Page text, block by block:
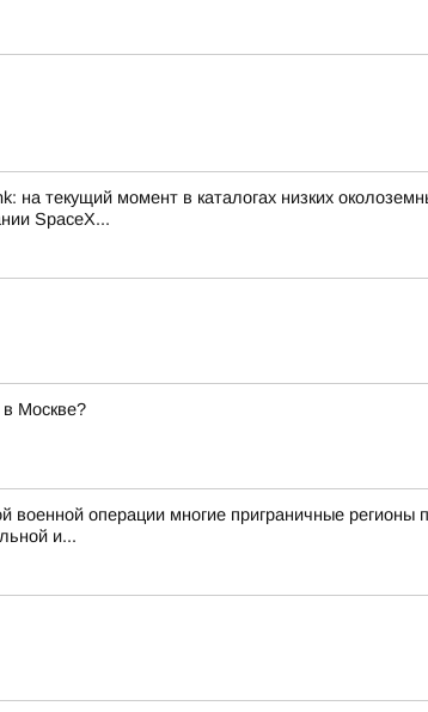
на текущий момент в каталогах низких
SpaceX...
Москве?
операции многие приграничные регионы
и...